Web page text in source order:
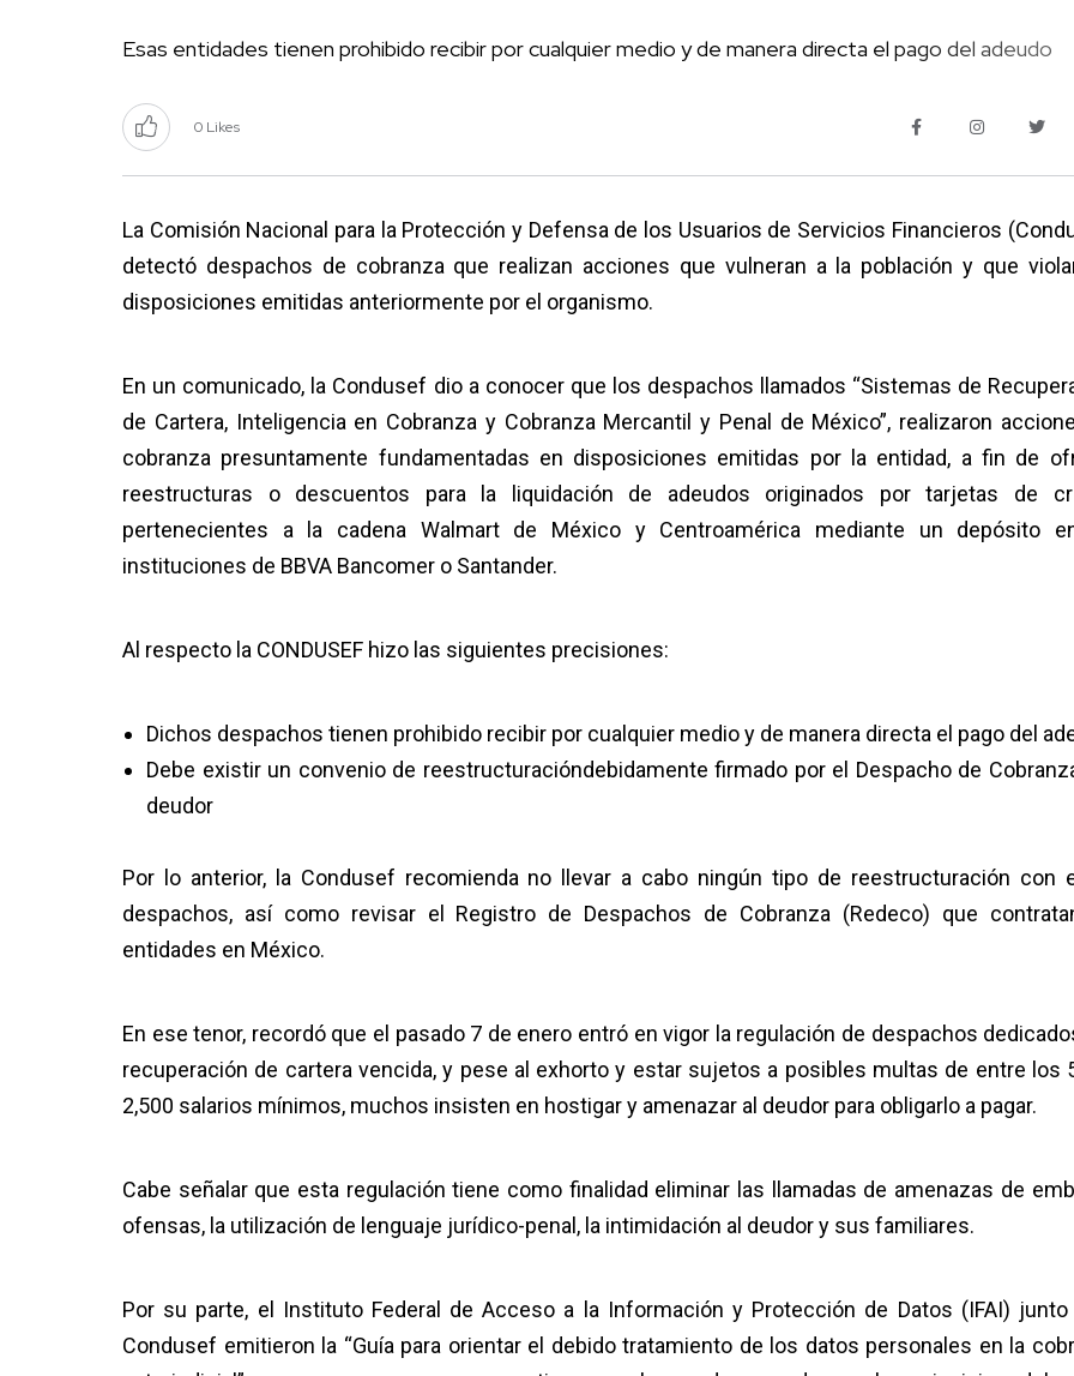
Esas entidades tienen prohibido recibir por cualquier medio y de manera directa el pago del adeudo
0 Likes
La Comisión Nacional para la Protección y Defensa de los Usuarios de Servicios Financieros
detectó despachos de cobranza que realizan acciones que vulneran a la población y que
disposiciones emitidas anteriormente por el organismo.
En un comunicado, la Condusef dio a conocer que los despachos llamados “Sistemas de
de Cartera, Inteligencia en Cobranza y Cobranza Mercantil y Penal de México”, realizaron
cobranza presuntamente fundamentadas en disposiciones emitidas por la entidad, a fin de
reestructuras o descuentos para la liquidación de adeudos originados por tarjetas de
pertenecientes a la cadena Walmart de México y Centroamérica mediante un depósito
instituciones de BBVA Bancomer o Santander.
Al respecto la CONDUSEF hizo las siguientes precisiones:
Dichos despachos tienen prohibido recibir por cualquier medio y de manera directa el pago del
Debe existir un convenio de reestructuracióndebidamente firmado por el Despacho de
deudor
Por lo anterior, la Condusef recomienda no llevar a cabo ningún tipo de reestructuración con
despachos, así como revisar el Registro de Despachos de Cobranza (Redeco) que
entidades en México.
En ese tenor, recordó que el pasado 7 de enero entró en vigor la regulación de despachos
recuperación de cartera vencida, y pese al exhorto y estar sujetos a posibles multas de entre los
2,500 salarios mínimos, muchos insisten en hostigar y amenazar al deudor para obligarlo a pagar.
Cabe señalar que esta regulación tiene como finalidad eliminar las llamadas de amenazas de
ofensas, la utilización de lenguaje jurídico-penal, la intimidación al deudor y sus familiares.
Por su parte, el Instituto Federal de Acceso a la Información y Protección de Datos (IFAI)
Condusef emitieron la “Guía para orientar el debido tratamiento de los datos personales en la